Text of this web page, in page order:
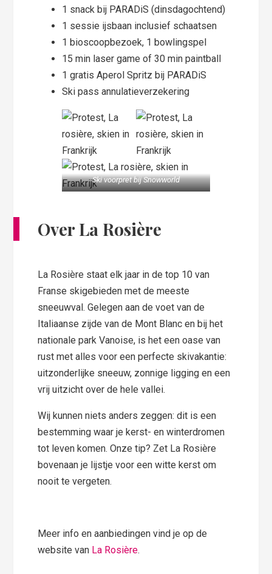
1 snack bij PARADiS (dinsdagochtend)
1 sessie ijsbaan inclusief schaatsen
1 bioscoopbezoek, 1 bowlingspel
15 min laser game of 30 min paintball
1 gratis Aperol Spritz bij PARADiS
Ski pass annulatieverzekering
Ski voorpret bijSnowworld
Over La Rosière
La Rosière staat elk jaar in de top 10 van
Franse skigebieden met de meeste
sneeuwval. Gelegen aan de voet van de
Italiaanse zijde van de Mont Blanc en bij het
nationale park Vanoise, is het een oase van
rust met alles voor een perfecte skivakantie:
uitzonderlijke sneeuw, zonnige ligging en een
vrij uitzicht over de hele vallei.
Wij kunnen niets anders zeggen: dit is een
bestemming waar je kerst- en winterdromen
tot leven komen. Onze tip? Zet La Rosière
bovenaan je lijstje voor een witte kerst om
nooit te vergeten.
Meer info en aanbiedingen vind je op de
website van La Rosière.